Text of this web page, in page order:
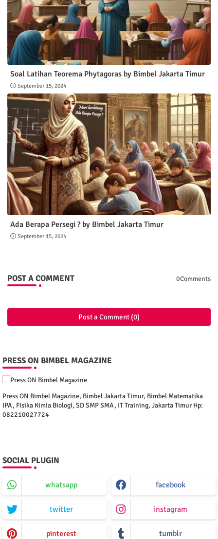
Soal Latihan Teorema Phytagoras by Bimbel Jakarta Timur
September 15, 2024
Ada Berapa Persegi ? by Bimbel Jakarta Timur
September 15, 2024
POST A COMMENT 0Comments
Post a Comment (0)
PRESS ON BIMBEL MAGAZINE
Press ON Bimbel Magazine, Bimbel Jakarta Timur, Bimbel Matematika
IPA, Fisika Kimia Biologi, SD SMP SMA, IT Training, Jakarta Timur Hp:
082210027724
SOCIAL PLUGIN
whatsapp facebook
twitter instagram
pinterest tumblr